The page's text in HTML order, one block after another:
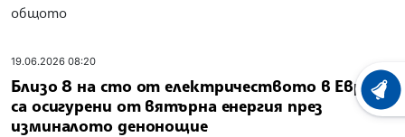
общото
19.06.2026 08:20
Близо 8 на сто от електричеството в Европа
са осигурени от вятърна енергия през
изминалото денонощие